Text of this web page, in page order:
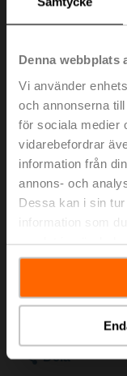
Denna webbplats
Vi använder
och annonserna
för sociala medier
vidarebefordrar
information från
annons- och
Dessa kan i sin
ZH24-
Listpris
Lägg till i
Dela